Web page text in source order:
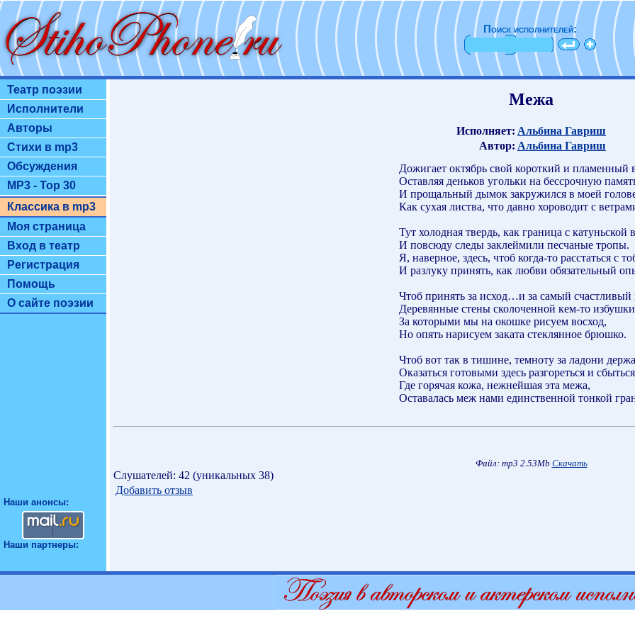
Поиск исполнителей:
Театр поэзии
Исполнители
Авторы
Стихи в mp3
Обсуждения
MP3 - Top 30
Классика в mp3
Моя страница
Вход в театр
Регистрация
Помощь
О сайте поэзии
Наши анонсы:
Наши партнеры:
Межа
Исполняет: Альбина Гавриш
Автор: Альбина Гавриш
Дожигает октябрь свой короткий и пламенный
Оставляя деньков угольки на бессрочную
И прощальный дымок закружился в моей
Как сухая листва, что давно хороводит с
Тут холодная твердь, как граница с катуньской
И повсюду следы заклеймили песчаные тропы.
Я, наверное, здесь, чтоб когда-то расстаться с
И разлуку принять, как любви обязательный
Чтоб принять за исход…и за самый счастливый
Деревянные стены сколоченной кем-то
За которыми мы на окошке рисуем восход,
Но опять нарисуем заката стеклянное брюшко.
Чтоб вот так в тишине, темноту за ладони
Оказаться готовыми здесь разгореться и
Где горячая кожа, нежнейшая эта межа,
Оставалась меж нами единственной тонкой
Файл: mp3 2.53Mb Скачать
Слушателей: 42 (уникальных 38)
Добавить отзыв